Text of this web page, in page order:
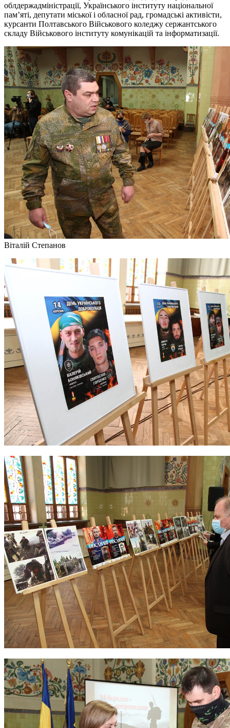
облдержадміністрації, Українського інституту національної
пам’яті, депутати міської і обласної рад, громадські активісти,
курсанти Полтавського Військового коледжу сержантського
складу Військового інституту комунікацій та інформатизації.
Віталій Степанов